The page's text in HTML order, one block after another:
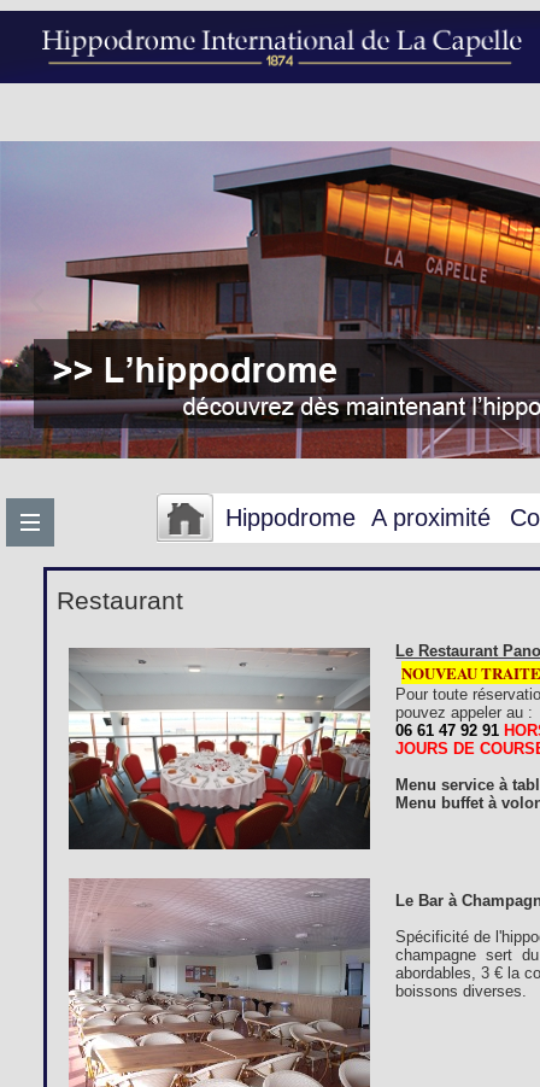
Hippodrome A proximité
Restaurant
Le Restaurant
NOUVEAU
Pour toute
pouvez appeler au :
06 61 47 92 91
JOURS DE
Menu service à
Menu buffet à
Le Bar à
Spécificité de
champagne sert
abordables, 3 € la
boissons diverses.